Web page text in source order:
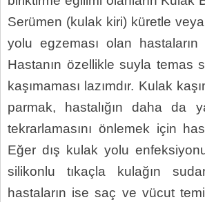
Serümen (kulak kiri) küretle
yolu egzeması olan
Hastanın özellikle suyla temas
kaşımaması lazımdır. Kulak
parmak, hastalığın daha da
tekrarlamasını önlemek için
Eğer dış kulak yolu
silikonlu tıkaçla kulağın
hastaların ise saç ve vücut